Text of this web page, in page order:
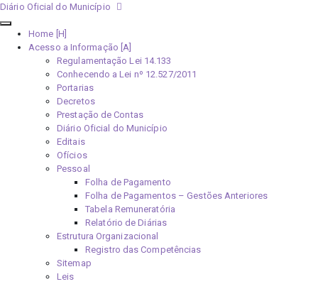
Diário Oficial do Município
Home [H]
Acesso a Informação [A]
Regulamentação Lei 14.133
Conhecendo a Lei nº 12.527/2011
Portarias
Decretos
Prestação de Contas
Diário Oficial do Município
Editais
Ofícios
Pessoal
Folha de Pagamento
Folha de Pagamentos – Gestões Anteriores
Tabela Remuneratória
Relatório de Diárias
Estrutura Organizacional
Registro das Competências
Sitemap
Leis